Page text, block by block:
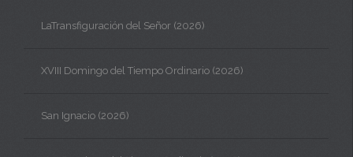
LaTransfiguración del Señor (2026)
XVIII Domingo del Tiempo Ordinario (2026)
San Ignacio (2026)